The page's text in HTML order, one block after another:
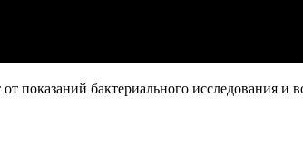
показаний бактериального исследования и